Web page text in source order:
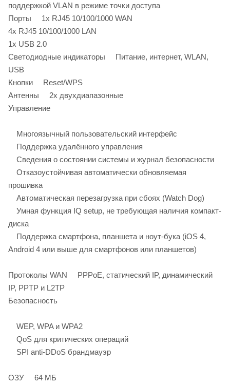
поддержкой VLAN в режиме точки доступа
Порты 1x RJ45 10/100/1000 WAN
4x RJ45 10/100/1000 LAN
1x USB 2.0
Светодиодные индикаторы Питание, интернет, WLAN,
USB
Кнопки Reset/WPS
Антенны 2х двухдиапазонные
Управление
Многоязычный пользовательский интерфейс
Поддержка удалённого управления
Сведения о состоянии системы и журнал безопасности
Отказоустойчивая автоматически обновляемая
прошивка
Автоматическая перезагрузка при сбоях (Watch Dog)
Умная функция IQ setup, не требующая наличия компакт-
диска
Поддержка смартфона, планшета и ноут-бука (iOS 4,
Android 4 или выше для смартфонов или планшетов)
Протоколы WAN PPPoE, статический IP, динамический
IP, PPTP и L2TP
Безопасность
WEP, WPA и WPA2
QoS для критических операций
SPI anti-DDoS брандмауэр
ОЗУ 64 МБ